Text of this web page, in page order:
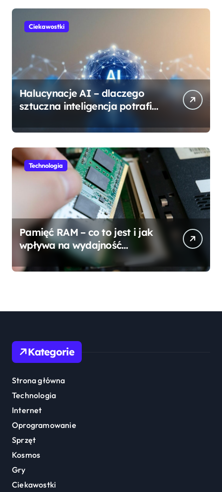
Ciekawostki
Halucynacje AI – dlaczego
sztuczna inteligencja potrafi
Technologia
Pamięć RAM – co to jest i jak
wpływa na wydajność
komputera?
Kategorie
Strona główna
Technologia
Internet
Oprogramowanie
Sprzęt
Kosmos
Gry
Ciekawostki